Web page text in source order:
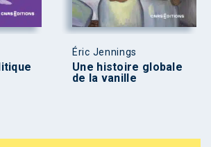
Éric Jennings
Une histoire globale
de la vanille